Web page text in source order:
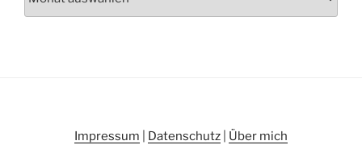
Impressum Datenschutz Über mich